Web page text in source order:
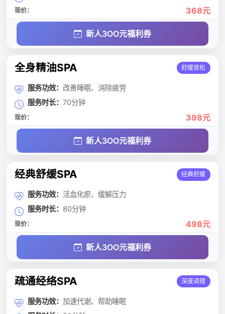
现价： 368元
新人3OO元福利券
全身精油SPA 舒缓放松
服务功效： 改善睡眠、消除疲劳
服务时长： 70分钟
现价： 398元
新人3OO元福利券
经典舒缓SPA 经典舒缓
服务功效： 活血化瘀、缓解压力
服务时长： 80分钟
现价： 498元
新人3OO元福利券
疏通经络SPA 深度调理
服务功效： 加速代谢、帮助睡眠